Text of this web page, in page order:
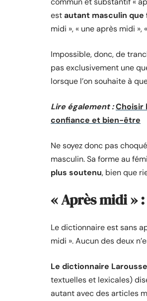
estautant masculin que
midi », « une après midi
Impossible, donc, de
pas exclusivement une
lorsque l’on souhaite à
Lire également :Choisir
confiance et bien-être
Ne soyez donc pas
masculin. Sa forme au
plus soutenu, bien que
« Après midi »
Le dictionnaire est sans
midi ». Aucun des deux
Le dictionnaire
textuelles et lexicales)
autant avec des articles